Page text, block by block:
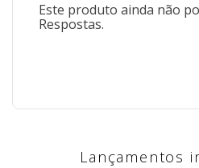
Este produto ainda não
Respostas.
Lançamentos